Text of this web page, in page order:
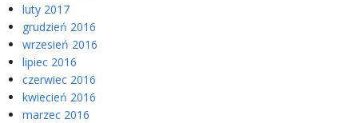
luty 2017
grudzień 2016
wrzesień 2016
lipiec 2016
czerwiec 2016
kwiecień 2016
marzec 2016